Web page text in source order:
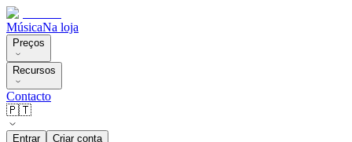
MúsicaNa loja
Preços
Recursos
Contacto
🇵🇹
Entrar Criar conta